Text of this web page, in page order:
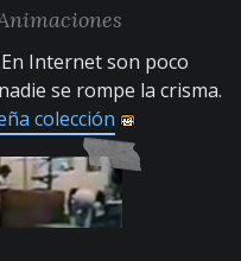
Internet son poco
se rompe la crisma.
colección